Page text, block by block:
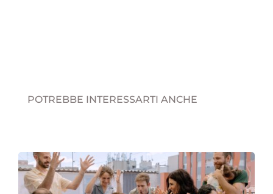
POTREBBE INTERESSARTI ANCHE